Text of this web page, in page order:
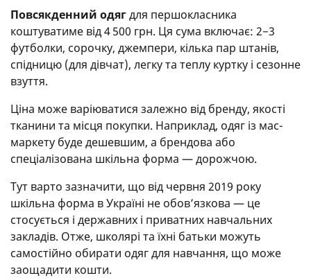
Повсякденний одягдля першокласника
коштуватиме від 4 500 грн. Ця сума включає: 2−3
футболки, сорочку, джемпери, кілька пар штанів,
спідницю (для дівчат), легку та теплу куртку і сезонне
взуття.
Ціна може варіюватися залежно від бренду, якості
тканини та місця покупки. Наприклад, одяг із мас-
маркету буде дешевшим, а брендова або
спеціалізована шкільна форма — дорожчою.
Тут варто зазначити, що від червня 2019 року
шкільна форма в Україні не обов’язкова — це
стосується і державних і приватних навчальних
закладів. Отже, школярі та їхні батьки можуть
самостійно обирати одяг для навчання, що може
заощадити кошти.